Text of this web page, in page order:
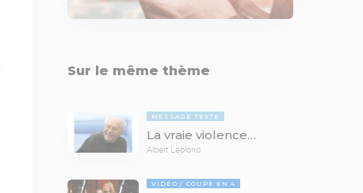
Sur le même thème
MESSAGE TEXTE
La vraie violence…
Albert Leblond
VIDÉO COUPÉ EN 4